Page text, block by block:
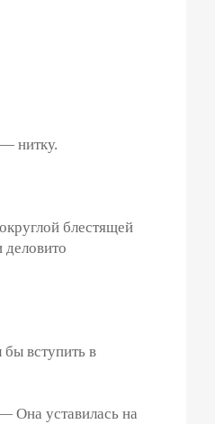
нитку.
блестящей
деловито
вступить в
Она уставилась на